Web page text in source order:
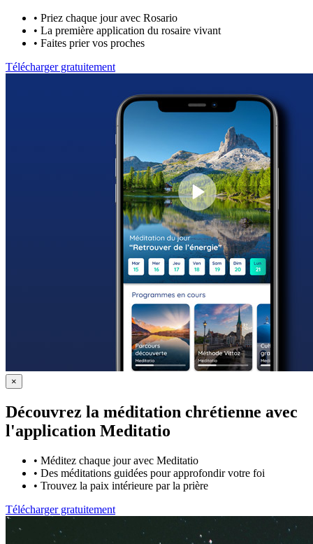
• Priez chaque jour avec Rosario
• La première application du rosaire vivant
• Faites prier vos proches
Télécharger gratuitement
×
Découvrez la méditation chrétienne avec
l'application Meditatio
• Méditez chaque jour avec Meditatio
• Des méditations guidées pour approfondir votre foi
• Trouvez la paix intérieure par la prière
Télécharger gratuitement